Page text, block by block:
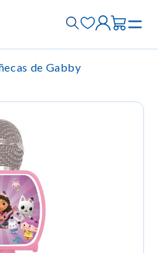
de Gabby